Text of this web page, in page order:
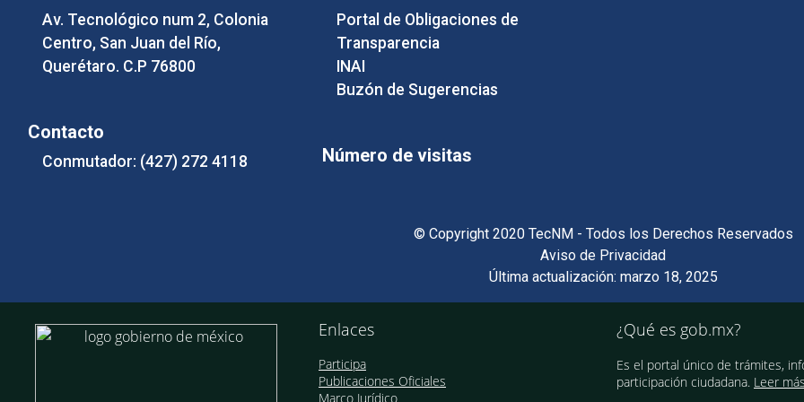
Av. Tecnológico num 2, Colonia
Centro, San Juan del Río,
Querétaro. C.P 76800
Contacto
Conmutador: (427) 272 4118
Portal de Obligaciones de
Transparencia
INAI
Buzón de Sugerencias
Número de visitas
© Copyright 2020 TecNM - Todos los Derechos Reservados
Aviso de Privacidad
Última actualización: marzo 18, 2025
Enlaces
Participa
Publicaciones Oficiales
Marco Jurídico
¿Qué es gob.mx?
Es el portal único de trámites,
participación ciudadana. Leer más